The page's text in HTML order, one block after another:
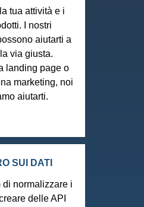
tua attività e i
I nostri
aiutarti a
via giusta.
landing page o
marketing, noi
aiutarti.
SUI DATI
di normalizzare i
delle API